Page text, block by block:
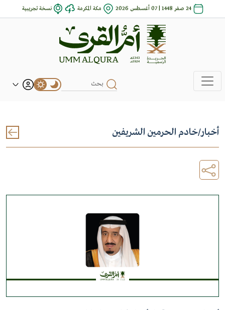
24 صفر 1448 | 07 أغسطس 2026 مكة المكرمة نسخة تجريبية
أخبار/خادم الحرمين الشريفين